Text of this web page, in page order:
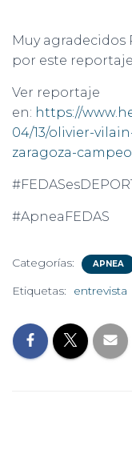
Muy agradecidos
por este
Ver reportaje
en: https://
04/13/olivier-
zaragoza-
#ApneaFEDAS
Categorías: APNEA
Etiquetas: entrevista